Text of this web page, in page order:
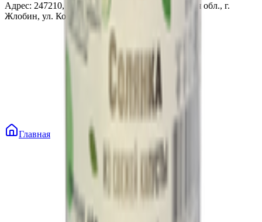
Адрес: 247210, Республика Беларусь, Гомельская обл., г.
Жлобин, ул. Козлова 2-А
Главная